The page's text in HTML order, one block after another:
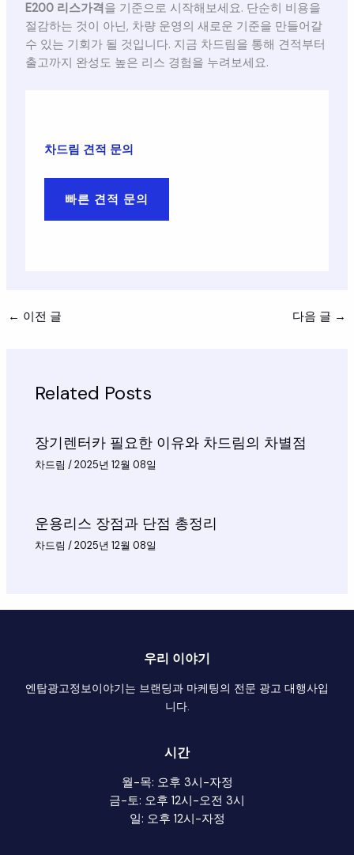
E200 리스가격 을 기준으로 시작해보세요. 단순히 비용을
절감하는 것이 아닌, 차량 운영의 새로운 기준을 만들어갈
수 있는 기회가 될 것입니다. 지금 차드림을 통해 견적부터
출고까지 완성도 높은 리스 경험을 누려보세요.
차드림 견적 문의
빠른 견적 문의
← 이전 글 다음 글 →
Related Posts
장기렌터카 필요한 이유와 차드림의 차별점
차드림 /2025년 12월 08일
운용리스 장점과 단점 총정리
차드림 /2025년 12월 08일
우리 이야기
엔탑광고정보이야기는 브랜딩과 마케팅의 전문 광고 대행사입
니다.
시간
월-목: 오후 3시-자정
금-토: 오후 12시-오전 3시
일: 오후 12시-자정